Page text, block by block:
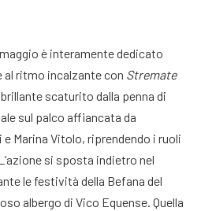
è interamente dedicato
al ritmo incalzante con Stremate
scaturito dalla penna di
sul palco affiancata da
e Marina Vitolo, riprendendo i ruoli
si sposta indietro nel
le festività della Befana del
albergo di Vico Equense. Quella